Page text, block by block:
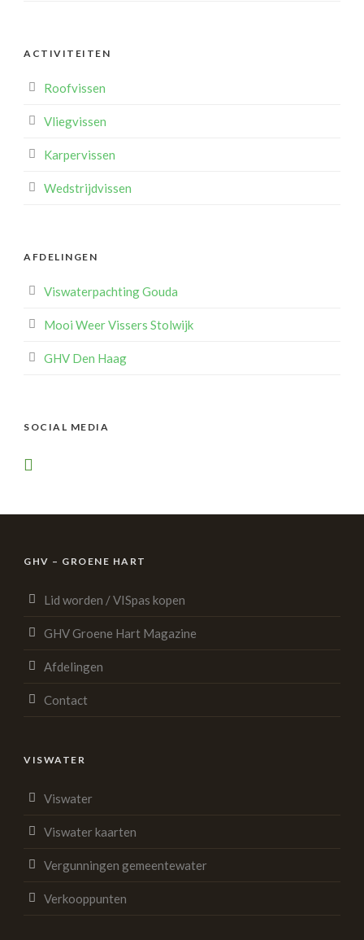
ACTIVITEITEN
Roofvissen
Vliegvissen
Karpervissen
Wedstrijdvissen
AFDELINGEN
Viswaterpachting Gouda
Mooi Weer Vissers Stolwijk
GHV Den Haag
SOCIAL MEDIA
GHV – GROENE HART
Lid worden / VISpas kopen
GHV Groene Hart Magazine
Afdelingen
Contact
VISWATER
Viswater
Viswater kaarten
Vergunningen gemeentewater
Verkooppunten